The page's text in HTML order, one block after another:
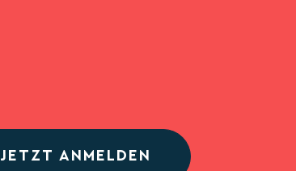
JETZT ANMELDEN